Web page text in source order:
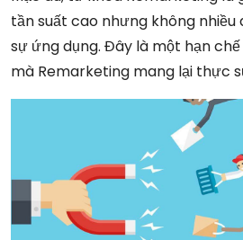
tần suất cao nhưng không
sự ứng dụng. Đây là một hạn
mà Remarketing mang lại thực